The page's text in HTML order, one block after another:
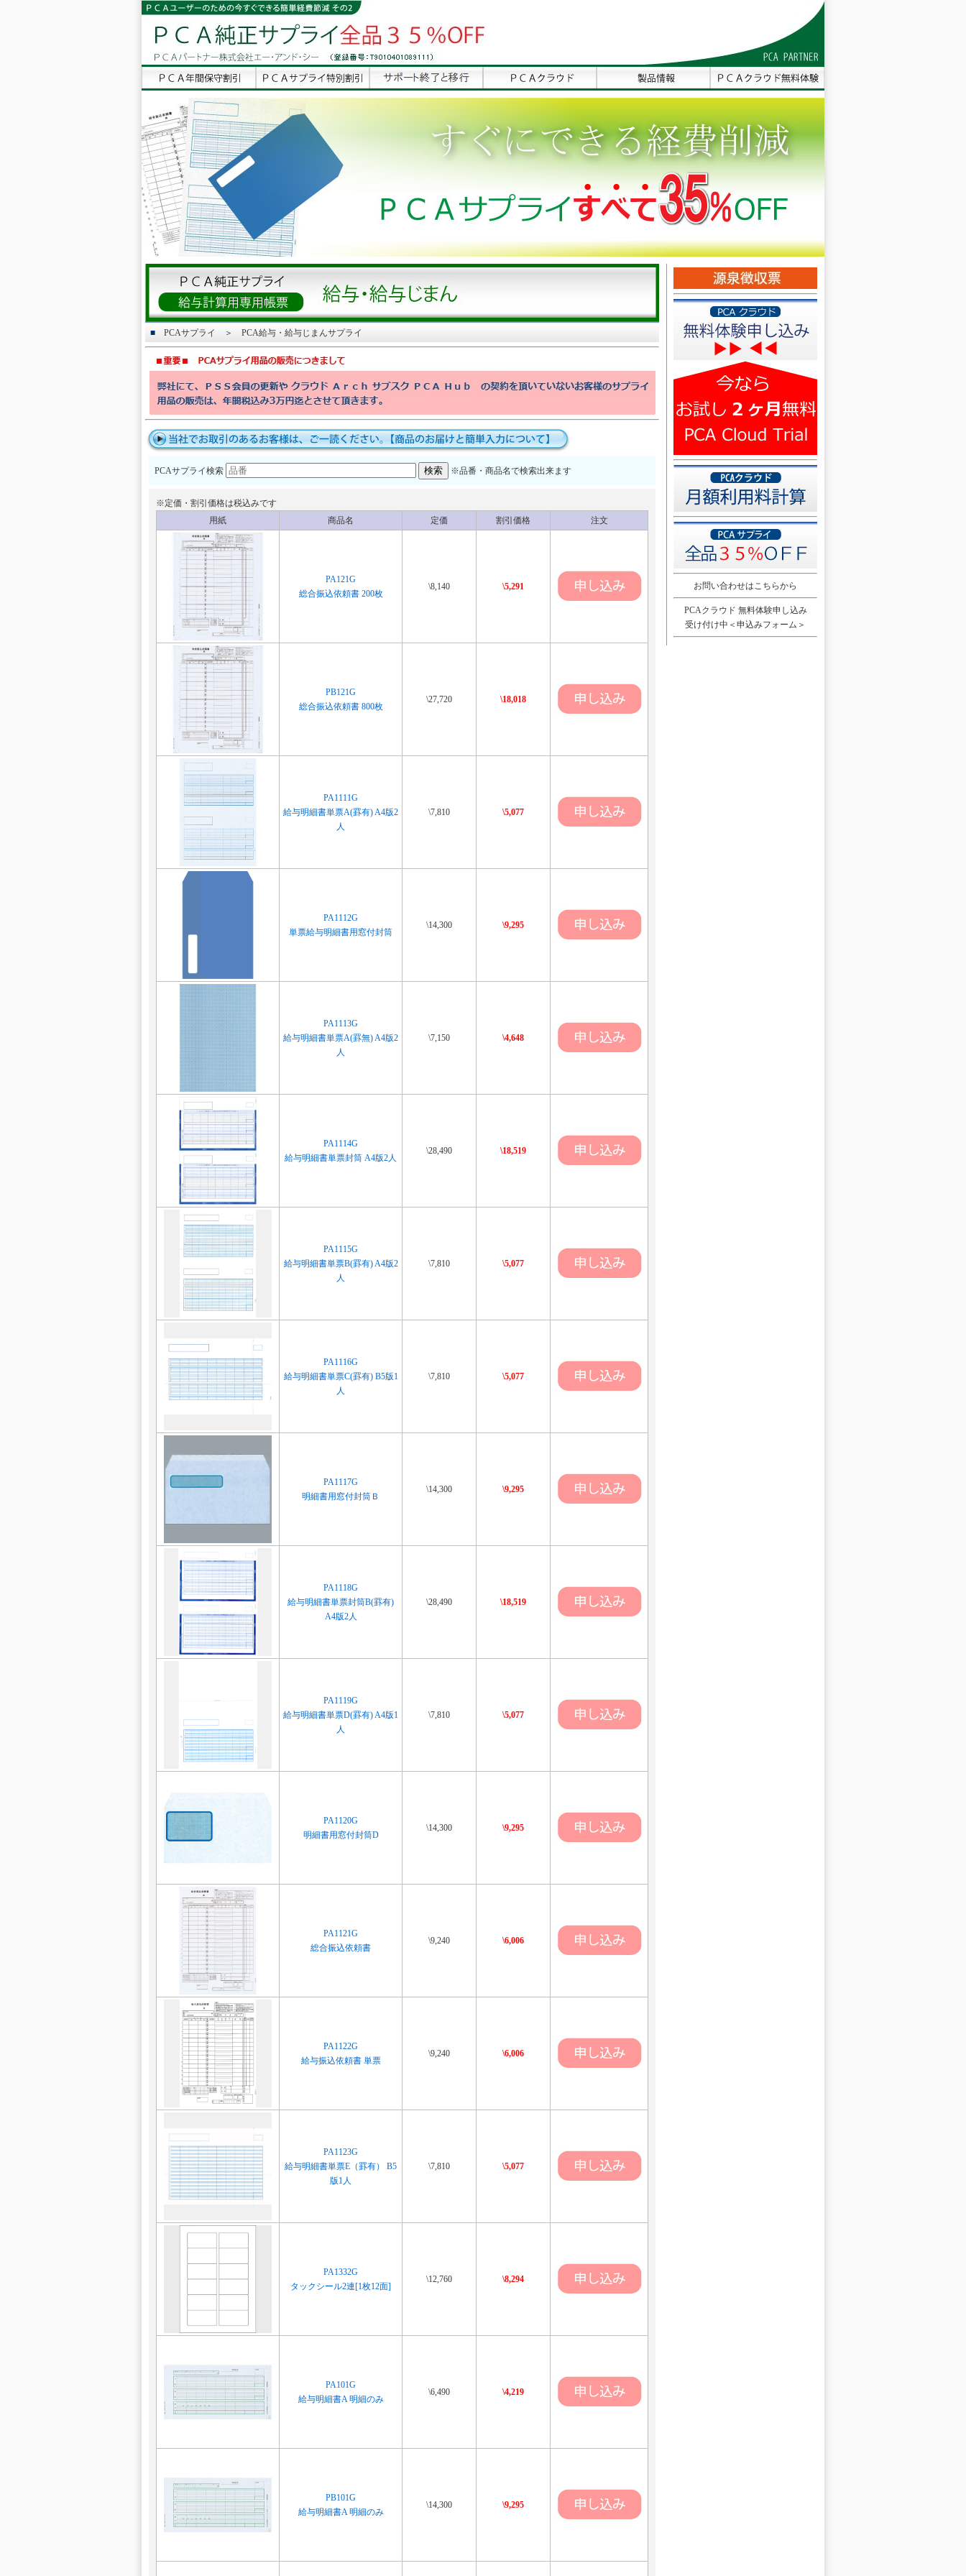
お問い合わせはこちらから
PCAクラウド 無料体験申し込み
受け付け中＜申込みフォーム＞
■ PCAサプライ ＞ PCA給与・給与じまんサプライ
PCAサプライ検索 ※品番・商品名で検索出来ます
※定価・割引価格は税込みです
用紙
商品名 定価 割引価格 注文
PA121G
総合振込依頼書 200枚
\8,140 \5,291
PB121G
総合振込依頼書 800枚
\27,720 \18,018
PA1111G
給与明細書単票A(罫有) A4版2
人
\7,810 \5,077
PA1112G
単票給与明細書用窓付封筒
\14,300 \9,295
PA1113G
給与明細書単票A(罫無) A4版2
人
\7,150 \4,648
PA1114G
給与明細書単票封筒 A4版2人
\28,490 \18,519
PA1115G
給与明細書単票B(罫有) A4版2
人
\7,810 \5,077
PA1116G
給与明細書単票C(罫有) B5版1
人
\7,810 \5,077
PA1117G
明細書用窓付封筒Ｂ
\14,300 \9,295
PA1118G
給与明細書単票封筒B(罫有)
A4版2人
\28,490 \18,519
PA1119G
給与明細書単票D(罫有) A4版1
人
\7,810 \5,077
PA1120G
明細書用窓付封筒D
\14,300 \9,295
PA1121G
総合振込依頼書
\9,240 \6,006
PA1122G
給与振込依頼書 単票
\9,240 \6,006
PA1123G
給与明細書単票E（罫有） B5
版1人
\7,810 \5,077
PA1332G
タックシール2連[1枚12面]
\12,760 \8,294
PA101G
給与明細書A 明細のみ
\6,490 \4,219
PB101G
給与明細書A 明細のみ
\14,300 \9,295